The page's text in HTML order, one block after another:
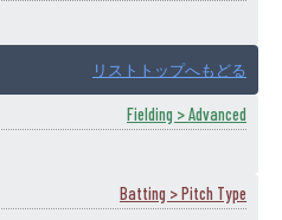
リストトップへもどる
Fielding > Advanced
Batting > Pitch Type